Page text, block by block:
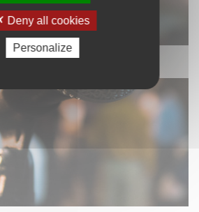
SONORISATION
Deny all cookies
Personalize